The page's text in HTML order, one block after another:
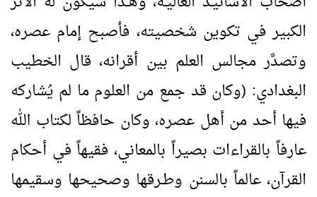
الكبير في تكوين شخصيته، فأصبح إمام عصره،
وتصدَّر مجالس العلم بين أقرانه، قال الخطيب
البغدادي: (وكان قد جمع من العلوم ما لم يُشاركه
فيها أحد من أهل عصره، وكان حافظاً لكتاب الله
عارفاً بالقراءات بصيراً بالمعاني، فقيهاً في أحكام
القرآن، عالماً بالسنن وطـرقها وصحيحها وسقيمها